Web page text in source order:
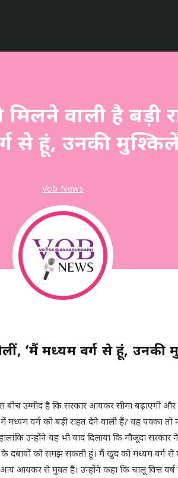
वाली है बड़ी
से हूं, उनकी
Vob News
‘मैं मध्यम वर्ग से हूं, उनकी
उम्मीद है कि सरकार आयकर सीमा बढ़ाएगी
मध्यम वर्ग को बड़ी राहत देने वाली हैं? यह
उन्होंने यह भी याद दिलाया कि मौजूदा
को समझ सकती हूं। मैं खुद को मध्यम वर्ग से
आयकर से मुक्त है। उन्होंने कहा कि चालू वित्त